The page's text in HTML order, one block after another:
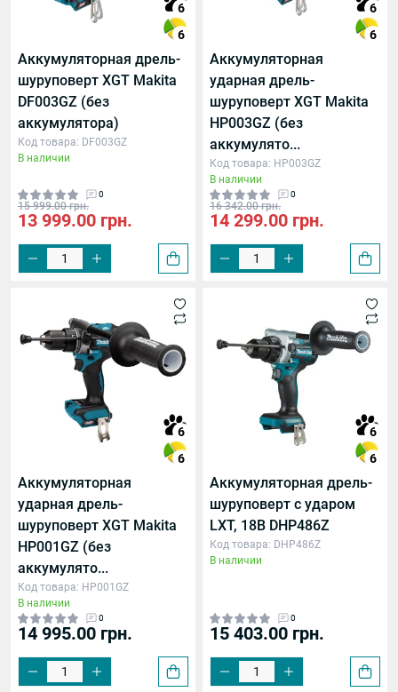
6
6
Аккумуляторная дрель-
шуруповерт XGT Makita
DF003GZ (без
аккумулятора)
Код товара: DF003GZ
В наличии
0
15 999.00 грн.
13 999.00 грн.
6
6
Аккумуляторная
ударная дрель-
шуруповерт XGT Makita
HP003GZ (без
аккумулято...
Код товара: HP003GZ
В наличии
0
16 342.00 грн.
14 299.00 грн.
6
6
Аккумуляторная
ударная дрель-
шуруповерт XGT Makita
HP001GZ (без
аккумулято...
Код товара: HP001GZ
В наличии
0
14 995.00 грн.
6
6
Аккумуляторная дрель-
шуруповерт с ударом
LXT, 18В DHP486Z
Код товара: DHP486Z
В наличии
0
15 403.00 грн.